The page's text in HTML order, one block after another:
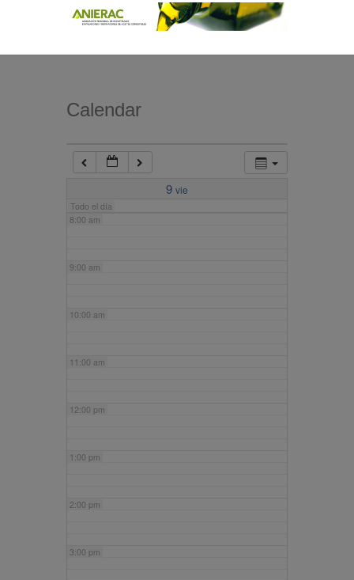
Calendar
9 vie
Todo el día
7:00 am
8:00 am
9:00 am
10:00 am
11:00 am
12:00 pm
1:00 pm
2:00 pm
3:00 pm